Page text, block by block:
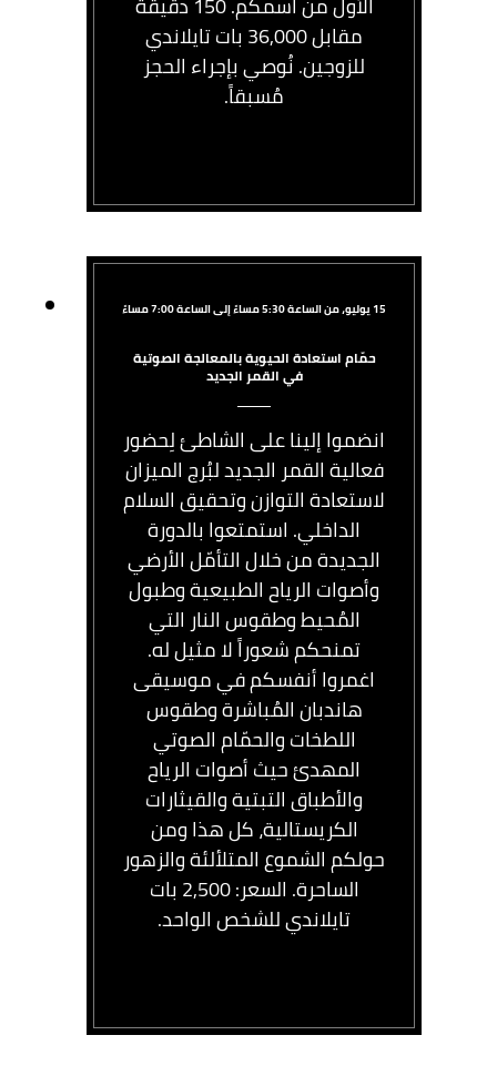
مقابل 36,000 بات تايلاندي
للزوجين. نُوصي بإجراء الحجز
مُسبقاً.
15 يوليو، من الساعة 5:30 مساءً إلى الساعة 7:00 مساءً
حمّام استعادة الحيوية بالمعالجة الصوتية
في القمر الجديد
انضموا إلينا على الشاطئ لِحضور
فعالية القمر الجديد لبُرج الميزان
لاستعادة التوازن وتحقيق السلام
الداخلي. استمتعوا بالدورة
الجديدة من خلال التأمّل الأرضي
وأصوات الرياح الطبيعية وطبول
المُحيط وطقوس النار التي
تمنحكم شعوراً لا مثيل له.
اغمروا أنفسكم في موسيقى
هاندبان المُباشرة وطقوس
اللطخات والحمّام الصوتي
المهدئ حيث أصوات الرياح
والأطباق التبتية والقيثارات
الكريستالية، كل هذا ومن
حولكم الشموع المتلألئة والزهور
الساحرة. السعر: 2,500 بات
تايلاندي للشخص الواحد.